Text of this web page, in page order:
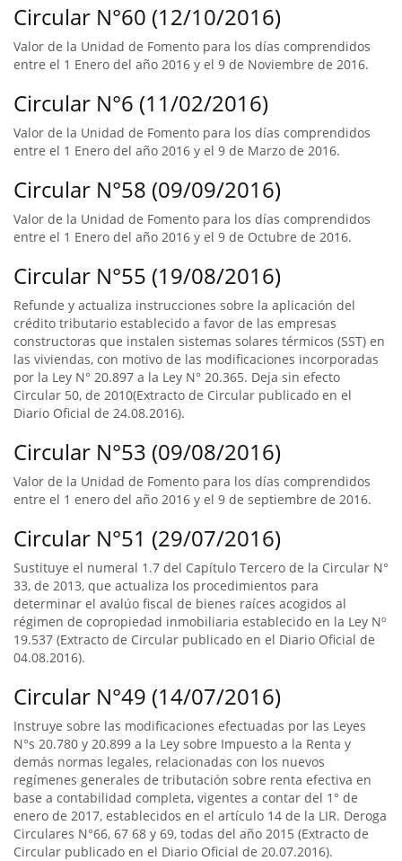
Circular N°60 (12/10/2016)
Valor de la Unidad de Fomento para los días comprendidos
entre el 1 Enero del año 2016 y el 9 de Noviembre de 2016.
Circular N°6 (11/02/2016)
Valor de la Unidad de Fomento para los días comprendidos
entre el 1 Enero del año 2016 y el 9 de Marzo de 2016.
Circular N°58 (09/09/2016)
Valor de la Unidad de Fomento para los días comprendidos
entre el 1 Enero del año 2016 y el 9 de Octubre de 2016.
Circular N°55 (19/08/2016)
Refunde y actualiza instrucciones sobre la aplicación del
crédito tributario establecido a favor de las empresas
constructoras que instalen sistemas solares térmicos (SST) en
las viviendas, con motivo de las modificaciones incorporadas
por la Ley N° 20.897 a la Ley N° 20.365. Deja sin efecto
Circular 50, de 2010(Extracto de Circular publicado en el
Diario Oficial de 24.08.2016).
Circular N°53 (09/08/2016)
Valor de la Unidad de Fomento para los días comprendidos
entre el 1 enero del año 2016 y el 9 de septiembre de 2016.
Circular N°51 (29/07/2016)
Sustituye el numeral 1.7 del Capítulo Tercero de la Circular N°
33, de 2013, que actualiza los procedimientos para
determinar el avalúo fiscal de bienes raíces acogidos al
régimen de copropiedad inmobiliaria establecido en la Ley Nº
19.537 (Extracto de Circular publicado en el Diario Oficial de
04.08.2016).
Circular N°49 (14/07/2016)
Instruye sobre las modificaciones efectuadas por las Leyes
N°s 20.780 y 20.899 a la Ley sobre Impuesto a la Renta y
demás normas legales, relacionadas con los nuevos
regímenes generales de tributación sobre renta efectiva en
base a contabilidad completa, vigentes a contar del 1° de
enero de 2017, establecidos en el artículo 14 de la LIR. Deroga
Circulares N°66, 67 68 y 69, todas del año 2015 (Extracto de
Circular publicado en el Diario Oficial de 20.07.2016).